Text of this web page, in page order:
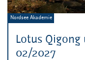
Lotus Qigong
02/2027
Veranstalter:
Nordsee Akademie